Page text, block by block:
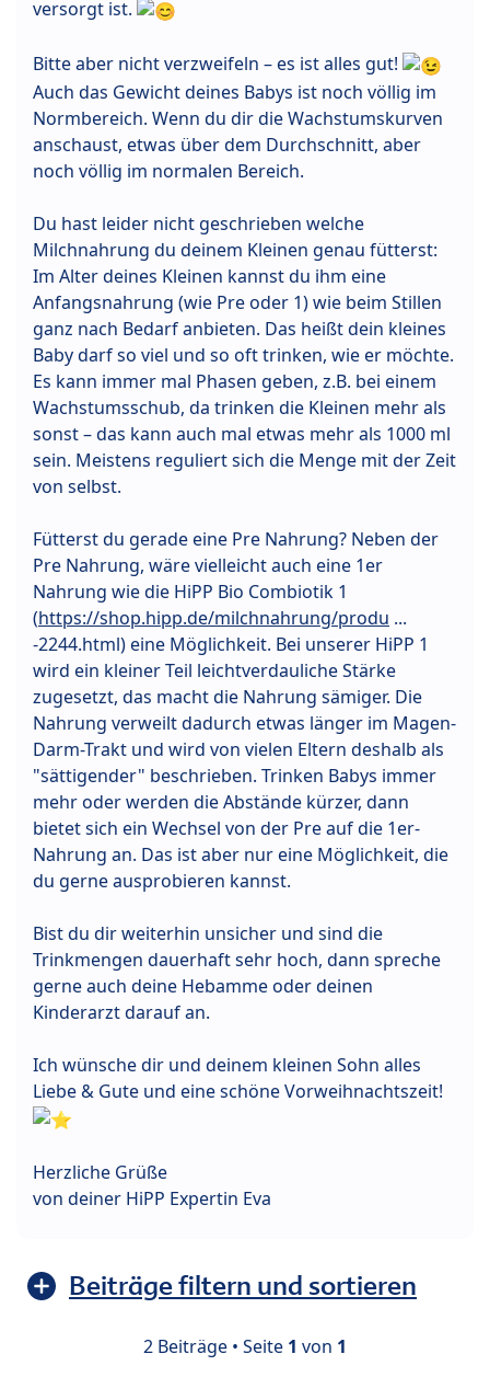
versorgt ist.
Bitte aber nicht verzweifeln – es ist alles gut!
Auch das Gewicht deines Babys ist noch völlig im
Normbereich. Wenn du dir die Wachstumskurven
anschaust, etwas über dem Durchschnitt, aber
noch völlig im normalen Bereich.
Du hast leider nicht geschrieben welche
Milchnahrung du deinem Kleinen genau fütterst:
Im Alter deines Kleinen kannst du ihm eine
Anfangsnahrung (wie Pre oder 1) wie beim Stillen
ganz nach Bedarf anbieten. Das heißt dein kleines
Baby darf so viel und so oft trinken, wie er möchte.
Es kann immer mal Phasen geben, z.B. bei einem
Wachstumsschub, da trinken die Kleinen mehr als
sonst – das kann auch mal etwas mehr als 1000 ml
sein. Meistens reguliert sich die Menge mit der Zeit
von selbst.
Fütterst du gerade eine Pre Nahrung? Neben der
Pre Nahrung, wäre vielleicht auch eine 1er
Nahrung wie die HiPP Bio Combiotik 1
(https://shop.hipp.de/milchnahrung/produ ...
-2244.html) eine Möglichkeit. Bei unserer HiPP 1
wird ein kleiner Teil leichtverdauliche Stärke
zugesetzt, das macht die Nahrung sämiger. Die
Nahrung verweilt dadurch etwas länger im Magen-
Darm-Trakt und wird von vielen Eltern deshalb als
"sättigender" beschrieben. Trinken Babys immer
mehr oder werden die Abstände kürzer, dann
bietet sich ein Wechsel von der Pre auf die 1er-
Nahrung an. Das ist aber nur eine Möglichkeit, die
du gerne ausprobieren kannst.
Bist du dir weiterhin unsicher und sind die
Trinkmengen dauerhaft sehr hoch, dann spreche
gerne auch deine Hebamme oder deinen
Kinderarzt darauf an.
Ich wünsche dir und deinem kleinen Sohn alles
Liebe & Gute und eine schöne Vorweihnachtszeit!
Herzliche Grüße
von deiner HiPP Expertin Eva
Beiträge filtern und sortieren
2 Beiträge • Seite 1 von 1